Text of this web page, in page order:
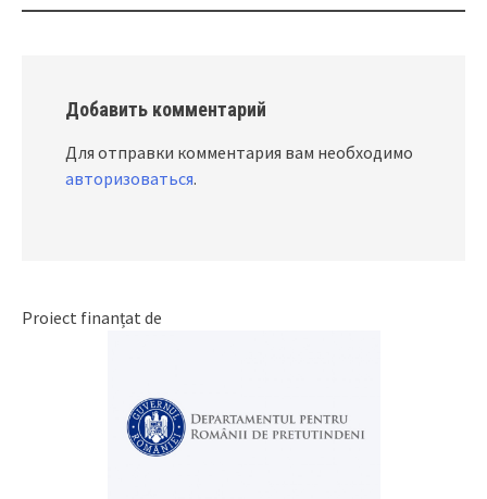
Добавить комментарий
Для отправки комментария вам необходимо
авторизоваться.
Proiect finanțat de